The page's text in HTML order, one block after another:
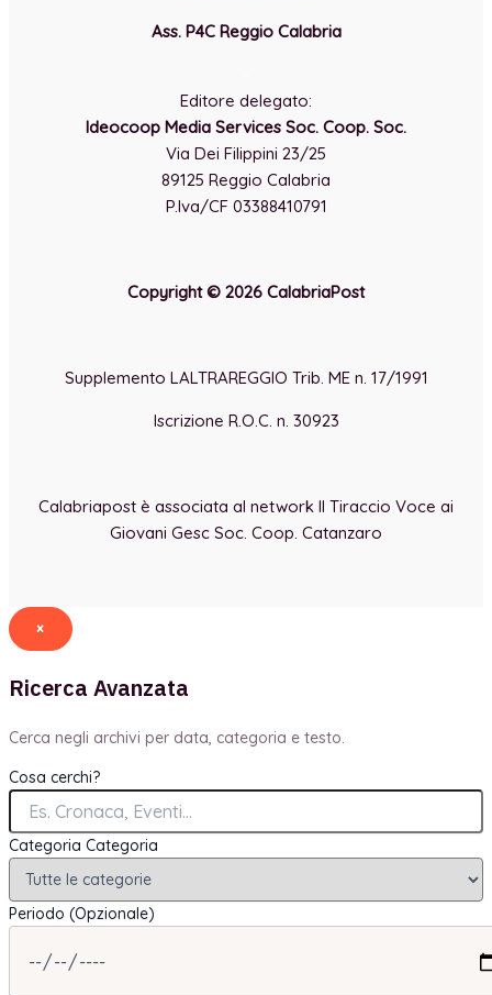
Ass. P4C Reggio Calabria
Editore delegato:
Ideocoop Media Services Soc. Coop. Soc.
Via Dei Filippini 23/25
89125 Reggio Calabria
P.Iva/CF 03388410791
Copyright © 2026 CalabriaPost
Supplemento LALTRAREGGIO Trib. ME n. 17/1991
Iscrizione R.O.C. n. 30923
Calabriapost è associata al network Il Tiraccio Voce ai
Giovani Gesc Soc. Coop. Catanzaro
×
Ricerca Avanzata
Cerca negli archivi per data, categoria e testo.
Cosa cerchi?
Categoria Categoria
Periodo (Opzionale)